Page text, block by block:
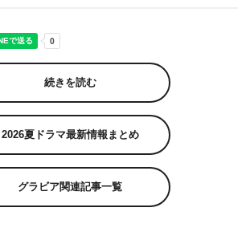
続きを読む
2026夏ドラマ最新情報まとめ
グラビア関連記事一覧